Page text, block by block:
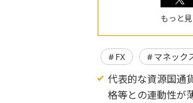
もっと
FX マネック
代表的な資源国通
格等との連動性が